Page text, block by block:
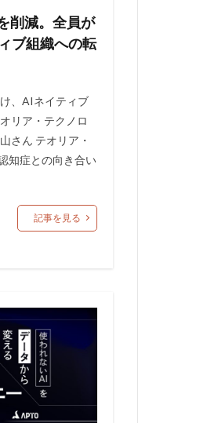
削減。全員が
ブ組織への転
、AIネイティブ
リア・テクノロ
さん テオリア・
知症との向き合い
記事を見る